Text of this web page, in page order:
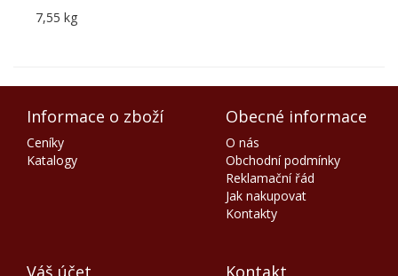
7,55 kg
Informace o zboží
Ceníky
Katalogy
Obecné informace
O nás
Obchodní podmínky
Reklamační řád
Jak nakupovat
Kontakty
Váš účet Kontakt